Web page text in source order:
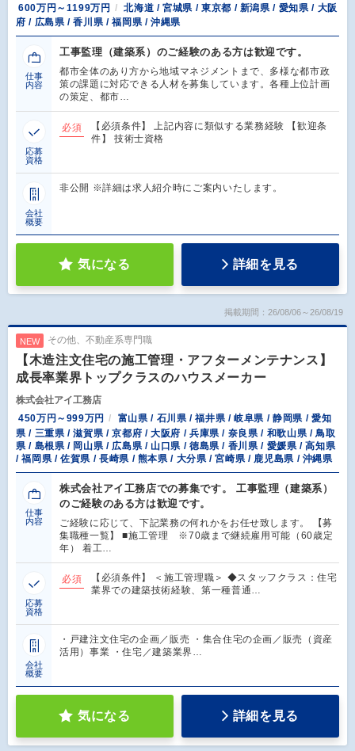
600万円～1199万円
北海道 / 宮城県 / 東京都 / 新潟県 / 愛知県 / 大阪
府 / 広島県 / 香川県 / 福岡県 / 沖縄県
仕事
内容
工事監理（建築系）のご経験のある方は歓迎です。
都市全体のあり方から地域マネジメントまで、多様な都市政
策の課題に対応できる人材を募集しています。各種上位計画
の策定、都市…
応募
資格
必須
【必須条件】 上記内容に類似する業務経験 【歓迎条
件】 技術士資格
会社
概要
非公開 ※詳細は求人紹介時にご案内いたします。
気になる 詳細を見る
掲載期間：26/08/06～26/08/19
NEW その他、不動産系専門職
【木造注文住宅の施工管理・アフターメンテナンス】
成長率業界トップクラスのハウスメーカー
株式会社アイ工務店
450万円～999万円
富山県 / 石川県 / 福井県 / 岐阜県 / 静岡県 / 愛知
県 / 三重県 / 滋賀県 / 京都府 / 大阪府 / 兵庫県 / 奈良県 / 和歌山県 / 鳥取
県 / 島根県 / 岡山県 / 広島県 / 山口県 / 徳島県 / 香川県 / 愛媛県 / 高知県
/ 福岡県 / 佐賀県 / 長崎県 / 熊本県 / 大分県 / 宮崎県 / 鹿児島県 / 沖縄県
仕事
内容
株式会社アイ工務店での募集です。 工事監理（建築系）
のご経験のある方は歓迎です。
ご経験に応じて、下記業務の何れかをお任せ致します。 【募
集職種一覧】 ■施工管理 ※70歳まで継続雇用可能（60歳定
年） 着工…
応募
資格
必須
【必須条件】 ＜施工管理職＞ ◆スタッフクラス：住宅
業界での建築技術経験、第一種普通…
会社
概要
・戸建注文住宅の企画／販売 ・集合住宅の企画／販売（資産
活用）事業 ・住宅／建築業界…
気になる 詳細を見る